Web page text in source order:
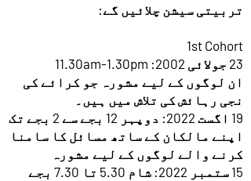
تربیتی سیشن چلائیں گے:
1st Cohort
23 جولائی 2002: 11.30am-1.30pm
ان لوگوں کے لیے مشورہ جو کرائے کی
نجی رہائش کی تلاش میں ہیں۔
19 اگست 2022: دوپہر 12 بجے سے 2 بجے تک
اپنے مالکان کے ساتھ مسائل کا سامنا
کرنے والے لوگوں کے لیے مشورہ
15 ستمبر 2022: شام 5.30 تا 7.30 بجے